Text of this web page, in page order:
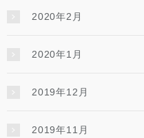
2020年2月
2020年1月
2019年12月
2019年11月